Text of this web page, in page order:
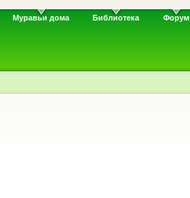
Муравьи дома Библиотека Форум